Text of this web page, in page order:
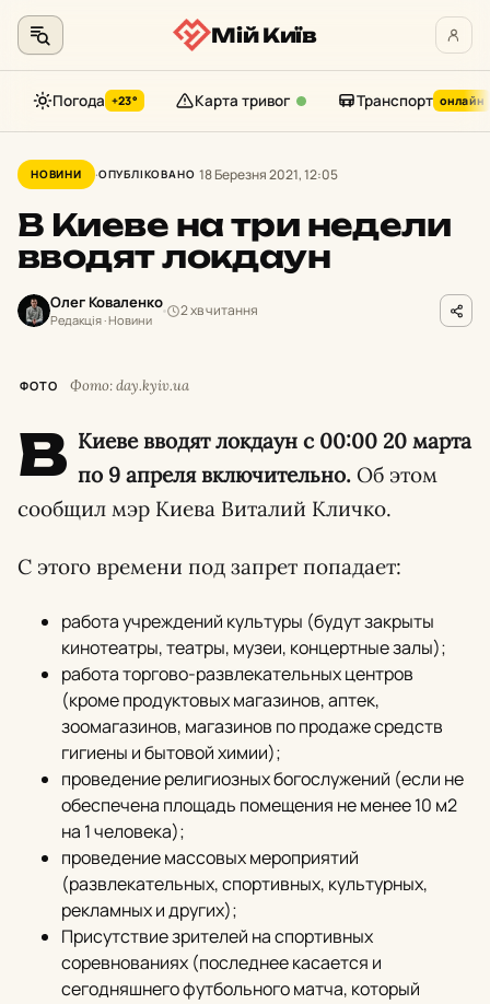
до
контенту
Мій Київ
Погода +23° Карта тривог Транспорт онлайн
НОВИНИ ОПУБЛІКОВАНО 18 Березня 2021, 12:05
В Киеве на три недели
вводят локдаун
Олег Коваленко
Редакція · Новини
2 хв читання
ФОТО Фото: day.kyiv.ua
В Киеве вводят локдаун с 00:00 20 марта
по 9 апреля включительно. Об этом
сообщил мэр Киева Виталий Кличко.
С этого времени под запрет попадает:
работа учреждений культуры (будут закрыты
кинотеатры, театры, музеи, концертные залы);
работа торгово-развлекательных центров
(кроме продуктовых магазинов, аптек,
зоомагазинов, магазинов по продаже средств
гигиены и бытовой химии);
проведение религиозных богослужений (если не
обеспечена площадь помещения не менее 10 м2
на 1 человека);
проведение массовых мероприятий
(развлекательных, спортивных, культурных,
рекламных и других);
Присутствие зрителей на спортивных
соревнованиях (последнее касается и
сегодняшнего футбольного матча, который